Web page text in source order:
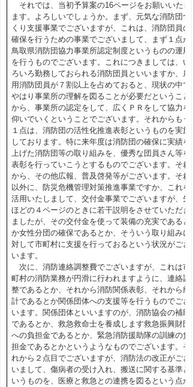
それでは、当初予算案の16ページをお願いいたし
ます。よろしいでしょうか。まず、元気な消防団づ
くり支援事業でございますが、これは、消防団員の
確保を行うための事業でございまして、まず１点が
鳥取県消防団協力事業所認定制度というものの運用
を行うものでございます。これにつきましては、い
ろいろ勤務しておられる消防団員といいますか、雇
用消防団員が７割以上を占めておると、現状の中で
やはり事業所の理解を図ることが必要だということ
から、事業所の認定をして、広くＰＲをして協力を
仰いでいくということでございます。それからもう
１点は、消防団の活性化推進表彰というものを実施
しております。特に来年度は消防団の確保に実績を
上げた消防団等の取り組みを、優秀な団員さん等を
表彰を行っていこうとするものでございます。それ
から、その他広報、普及啓発等がございます。それ
以外に、防災危機管理対策推進事業ですか、これを
活用いたしまして、交付金事業でございますが、先
ほどの４ページのときに若干説明をさせていただき
ましたが、その交付金を使って装備の充実であると
か女性分団の確保であるとか、そういう取り組みに
対して市町村に支援を行っておるという状況がござ
います。
次に、消防連絡調整費でございますが、これは市
町村の消防業務が円滑に行われますように、連絡調
整であるとか、それから消防関係表彰、それから統
計であるとか関係団体への支援等を行うものでござ
います。関係団体といいますのが、消防協会の補助
であるとか、救急救命士を養成します救急振興財団
への負担金であるとか、緊急消防援助隊の訓練の負
担金であるとかというようなものでございます。そ
れから２点目でございますが、消防法の改正がござ
いまして、傷病者の受け入れ、搬送に関する基準と
いうものを、医療と救急との連携を図るという点か